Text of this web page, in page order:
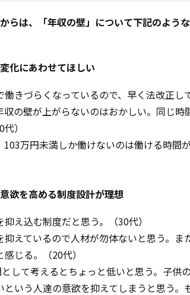
らは、「年収の壁」について下記のよう
化にあわせてほしい
きづらくなっているので、早く法改正し
の壁が上がらないのはおかしい。同じ
）
万円未満しか働けないのは働ける時間
欲を高める制度設計が理想
え込む制度だと思う。（30代）
えているので人材が勿体ないと思う。
じる。（20代）
して考えるとちょっと低いと思う。子
いう人達の意欲を抑えてしまうと思う。